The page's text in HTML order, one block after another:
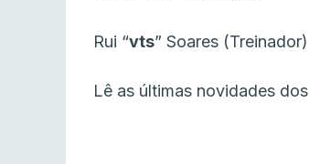
Rui “vts” Soares (Treinador)
Lê as últimas novidades dos